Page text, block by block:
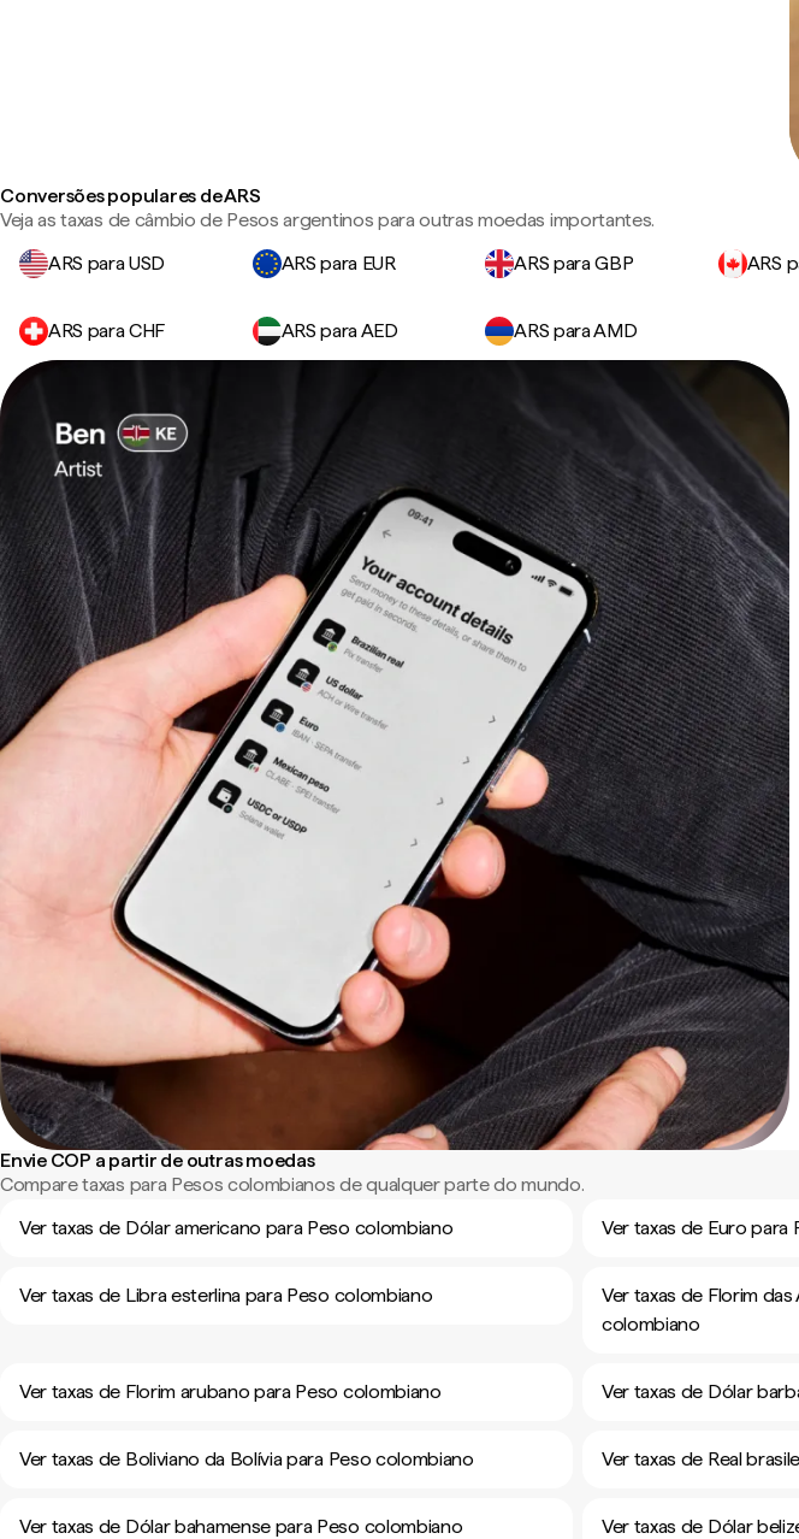
Conversões populares de ARS
Veja as taxas de câmbio de Pesos argentinos para outras moedas importantes.
ARS para USD
ARS para EUR ARS para GBP ARS
ARS para CHF ARS para AED ARS para AMD
Envie COP a partir de outras moedas
Compare taxas para Pesos colombianos de qualquer parte do mundo.
Ver taxas de Dólar americano para Peso colombiano
Ver taxas de Euro para
Ver taxas de Libra esterlina para Peso colombiano
Ver taxas de Florim
colombiano
Ver taxas de Florim arubano para Peso colombiano Ver taxas de Dólar
Ver taxas de Boliviano da Bolívia para Peso colombiano Ver taxas de Real
Ver taxas de Dólar bahamense para Peso colombiano Ver taxas de Dólar